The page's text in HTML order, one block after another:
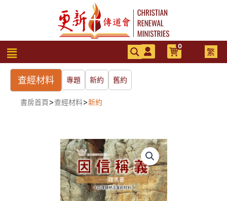
要
內選
單
0
繁
查經材料 專題 新約 舊約
書房首頁>查經材料>新約
因
信
稱
義
──